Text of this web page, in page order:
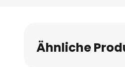
Bildgalerie
springen
Ähnliche